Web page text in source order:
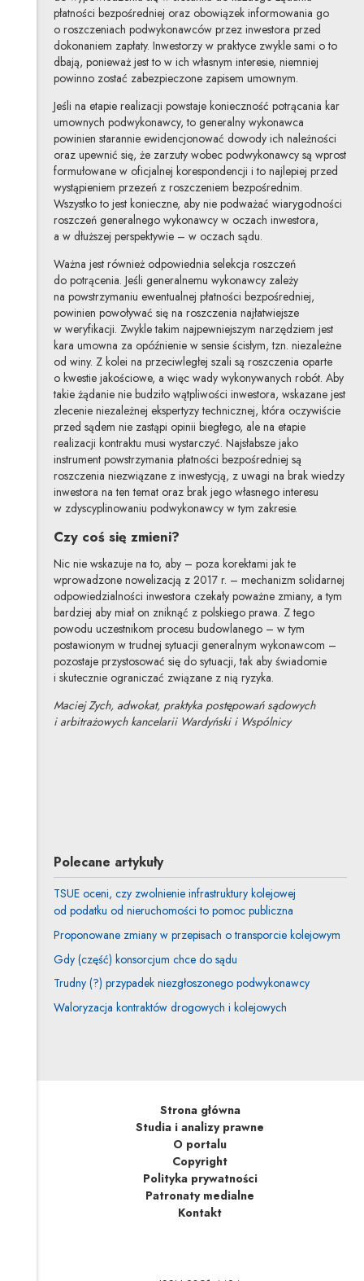
płatności bezpośredniej oraz obowiązek informowania go
o roszczeniach podwykonawców przez inwestora przed
dokonaniem zapłaty. Inwestorzy w praktyce zwykle sami o to
dbają, ponieważ jest to w ich własnym interesie, niemniej
powinno zostać zabezpieczone zapisem umownym.
Jeśli na etapie realizacji powstaje konieczność potrącania kar
umownych podwykonawcy, to generalny wykonawca
powinien starannie ewidencjonować dowody ich należności
oraz upewnić się, że zarzuty wobec podwykonawcy są wprost
formułowane w oficjalnej korespondencji i to najlepiej przed
wystąpieniem przezeń z roszczeniem bezpośrednim.
Wszystko to jest konieczne, aby nie podważać wiarygodności
roszczeń generalnego wykonawcy w oczach inwestora,
a w dłuższej perspektywie – w oczach sądu.
Ważna jest również odpowiednia selekcja roszczeń
do potrącenia. Jeśli generalnemu wykonawcy zależy
na powstrzymaniu ewentualnej płatności bezpośredniej,
powinien powoływać się na roszczenia najłatwiejsze
w weryfikacji. Zwykle takim najpewniejszym narzędziem jest
kara umowna za opóźnienie w sensie ścisłym, tzn. niezależne
od winy. Z kolei na przeciwległej szali są roszczenia oparte
o kwestie jakościowe, a więc wady wykonywanych robót. Aby
takie żądanie nie budziło wątpliwości inwestora, wskazane jest
zlecenie niezależnej ekspertyzy technicznej, która oczywiście
przed sądem nie zastąpi opinii biegłego, ale na etapie
realizacji kontraktu musi wystarczyć. Najsłabsze jako
instrument powstrzymania płatności bezpośredniej są
roszczenia niezwiązane z inwestycją, z uwagi na brak wiedzy
inwestora na ten temat oraz brak jego własnego interesu
w zdyscyplinowaniu podwykonawcy w tym zakresie.
Czy coś się zmieni?
Nic nie wskazuje na to, aby – poza korektami jak te
wprowadzone nowelizacją z 2017 r. – mechanizm solidarnej
odpowiedzialności inwestora czekały poważne zmiany, a tym
bardziej aby miał on zniknąć z polskiego prawa. Z tego
powodu uczestnikom procesu budowlanego – w tym
postawionym w trudnej sytuacji generalnym wykonawcom –
pozostaje przystosować się do sytuacji, tak aby świadomie
i skutecznie ograniczać związane z nią ryzyka.
Maciej Zych, adwokat, praktyka postępowań sądowych
i arbitrażowych kancelarii Wardyński i Wspólnicy
Polecane artykuły
TSUE oceni, czy zwolnienie infrastruktury kolejowej
od podatku od nieruchomości to pomoc publiczna
Proponowane zmiany w przepisach o transporcie kolejowym
Gdy (część) konsorcjum chce do sądu
Trudny (?) przypadek niezgłoszonego podwykonawcy
Waloryzacja kontraktów drogowych i kolejowych
Strona główna
Studia i analizy prawne
O portalu
Copyright
Polityka prywatności
Patronaty medialne
Kontakt